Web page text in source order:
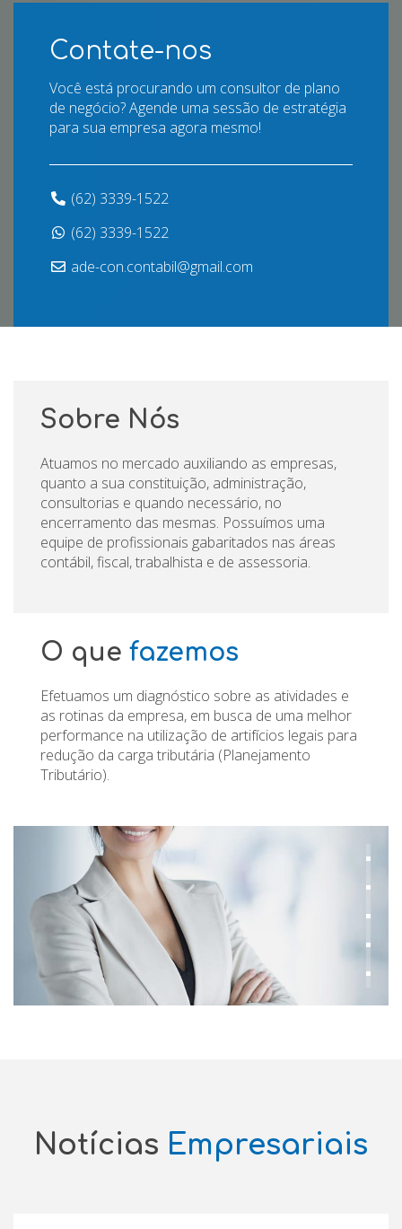
Contate-nos
Você está procurando um consultor de plano
de negócio? Agende uma sessão de estratégia
para sua empresa agora mesmo!
(62) 3339-1522
(62) 3339-1522
ade-con.contabil@gmail.com
Sobre Nós
Atuamos no mercado auxiliando as empresas,
quanto a sua constituição, administração,
consultorias e quando necessário, no
encerramento das mesmas. Possuímos uma
equipe de profissionais gabaritados nas áreas
contábil, fiscal, trabalhista e de assessoria.
O que fazemos
Efetuamos um diagnóstico sobre as atividades e
as rotinas da empresa, em busca de uma melhor
performance na utilização de artifícios legais para
redução da carga tributária (Planejamento
Tributário).
Notícias Empresariais